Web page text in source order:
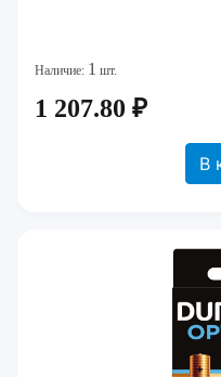
Наличие: 1 шт.
1 207.80 ₽
В